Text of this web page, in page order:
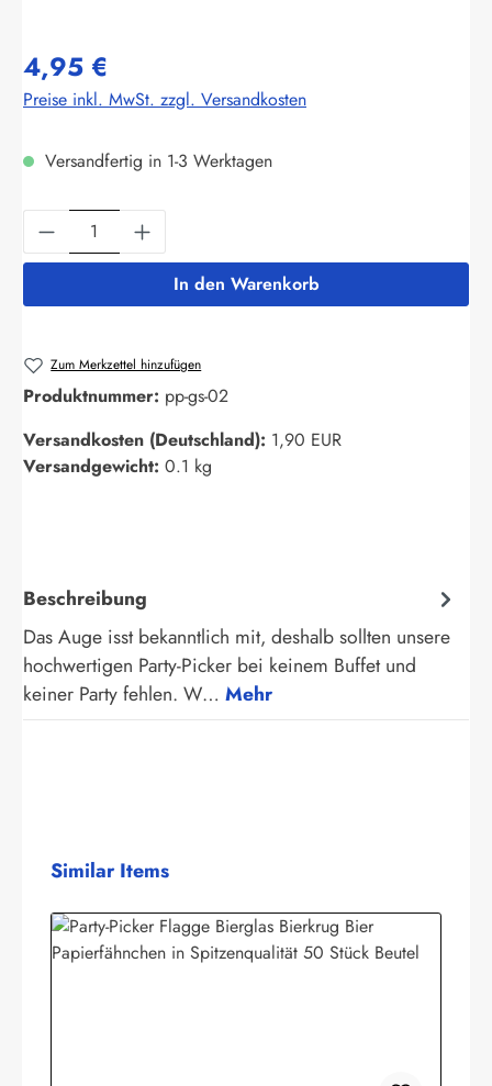
4,95 €
Preise inkl. MwSt. zzgl. Versandkosten
Versandfertig in 1-3 Werktagen
Produkt Anzahl: Gib den gewünschten
In den Warenkorb
Zum Merkzettel hinzufügen
Produktnummer: pp-gs-02
Versandkosten (Deutschland): 1,90 EUR
Versandgewicht: 0.1 kg
Beschreibung
Das Auge isst bekanntlich mit, deshalb sollten unsere
hochwertigen Party-Picker bei keinem Buffet und
keiner Party fehlen. W… Mehr
Produktgalerie überspringen
Similar Items